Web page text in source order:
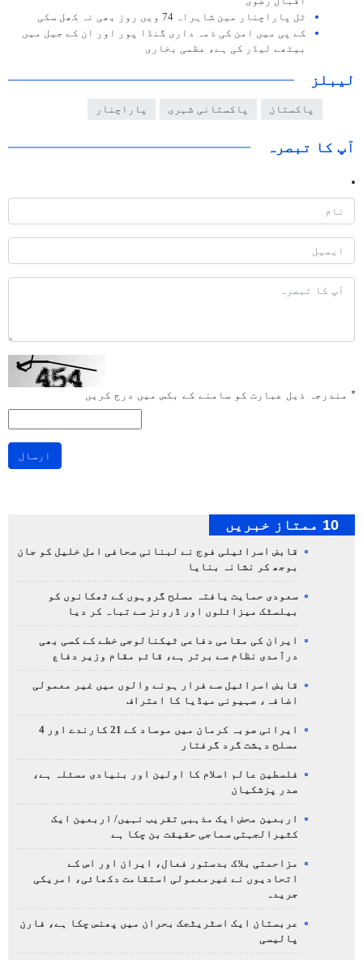
ٹل پاراچنار مین شاہراہ 74 ویں روز بھی نہ کھل سکی
کے پی میں امن کی ذمہ داری گنڈا پور اور ان کے جیل میں
بیٹھے لیڈر کی ہے، عظمی بخاری
لیبلز
پاکستان پاکستانی شہری پاراچنار
آپ کا تبصرہ
* مندرجہ ذیل عبارت کو سامنے کے بکس میں درج کریں
ارسال
10 ممتاز خبریں
قابض اسرائیلی فوج نے لبنانی صحافی امل خلیل کو جان
بوجھ کر نشانہ بنایا
سعودی حمایت یافتہ مسلح گروہوں کے ٹھکانوں کو
بیلسٹک میزائلوں اور ڈرونز سے تباہ کر دیا
ایران کی مقامی دفاعی ٹیکنالوجی خطے کے کسی بھی
درآمدی نظام سے برتر ہے، قائم مقام وزیر دفاع
قابض اسرائیل سے فرار ہونے والوں میں غیر معمولی
اضافہ، صہیونی میڈیا کا اعتراف
ایرانی صوبہ کرمان میں موساد کے 21 کارندے اور 4
مسلح دہشت گرد گرفتار
فلسطین عالم اسلام کا اولین اور بنیادی مسئلہ ہے،
صدر پزشکیان
اربعین محض ایک مذہبی تقریب نہیں/ اربعین ایک
کثیرالجہتی سماجی حقیقت بن چکا ہے
مزاحمتی بلاک بدستور فعال، ایران اور اس کے
اتحادیوں نے غیرمعمولی استقامت دکھائی، امریکی
جریدہ
عربستان ایک اسٹریٹجک بحران میں پھنس چکا ہے، فارن
پالیسی